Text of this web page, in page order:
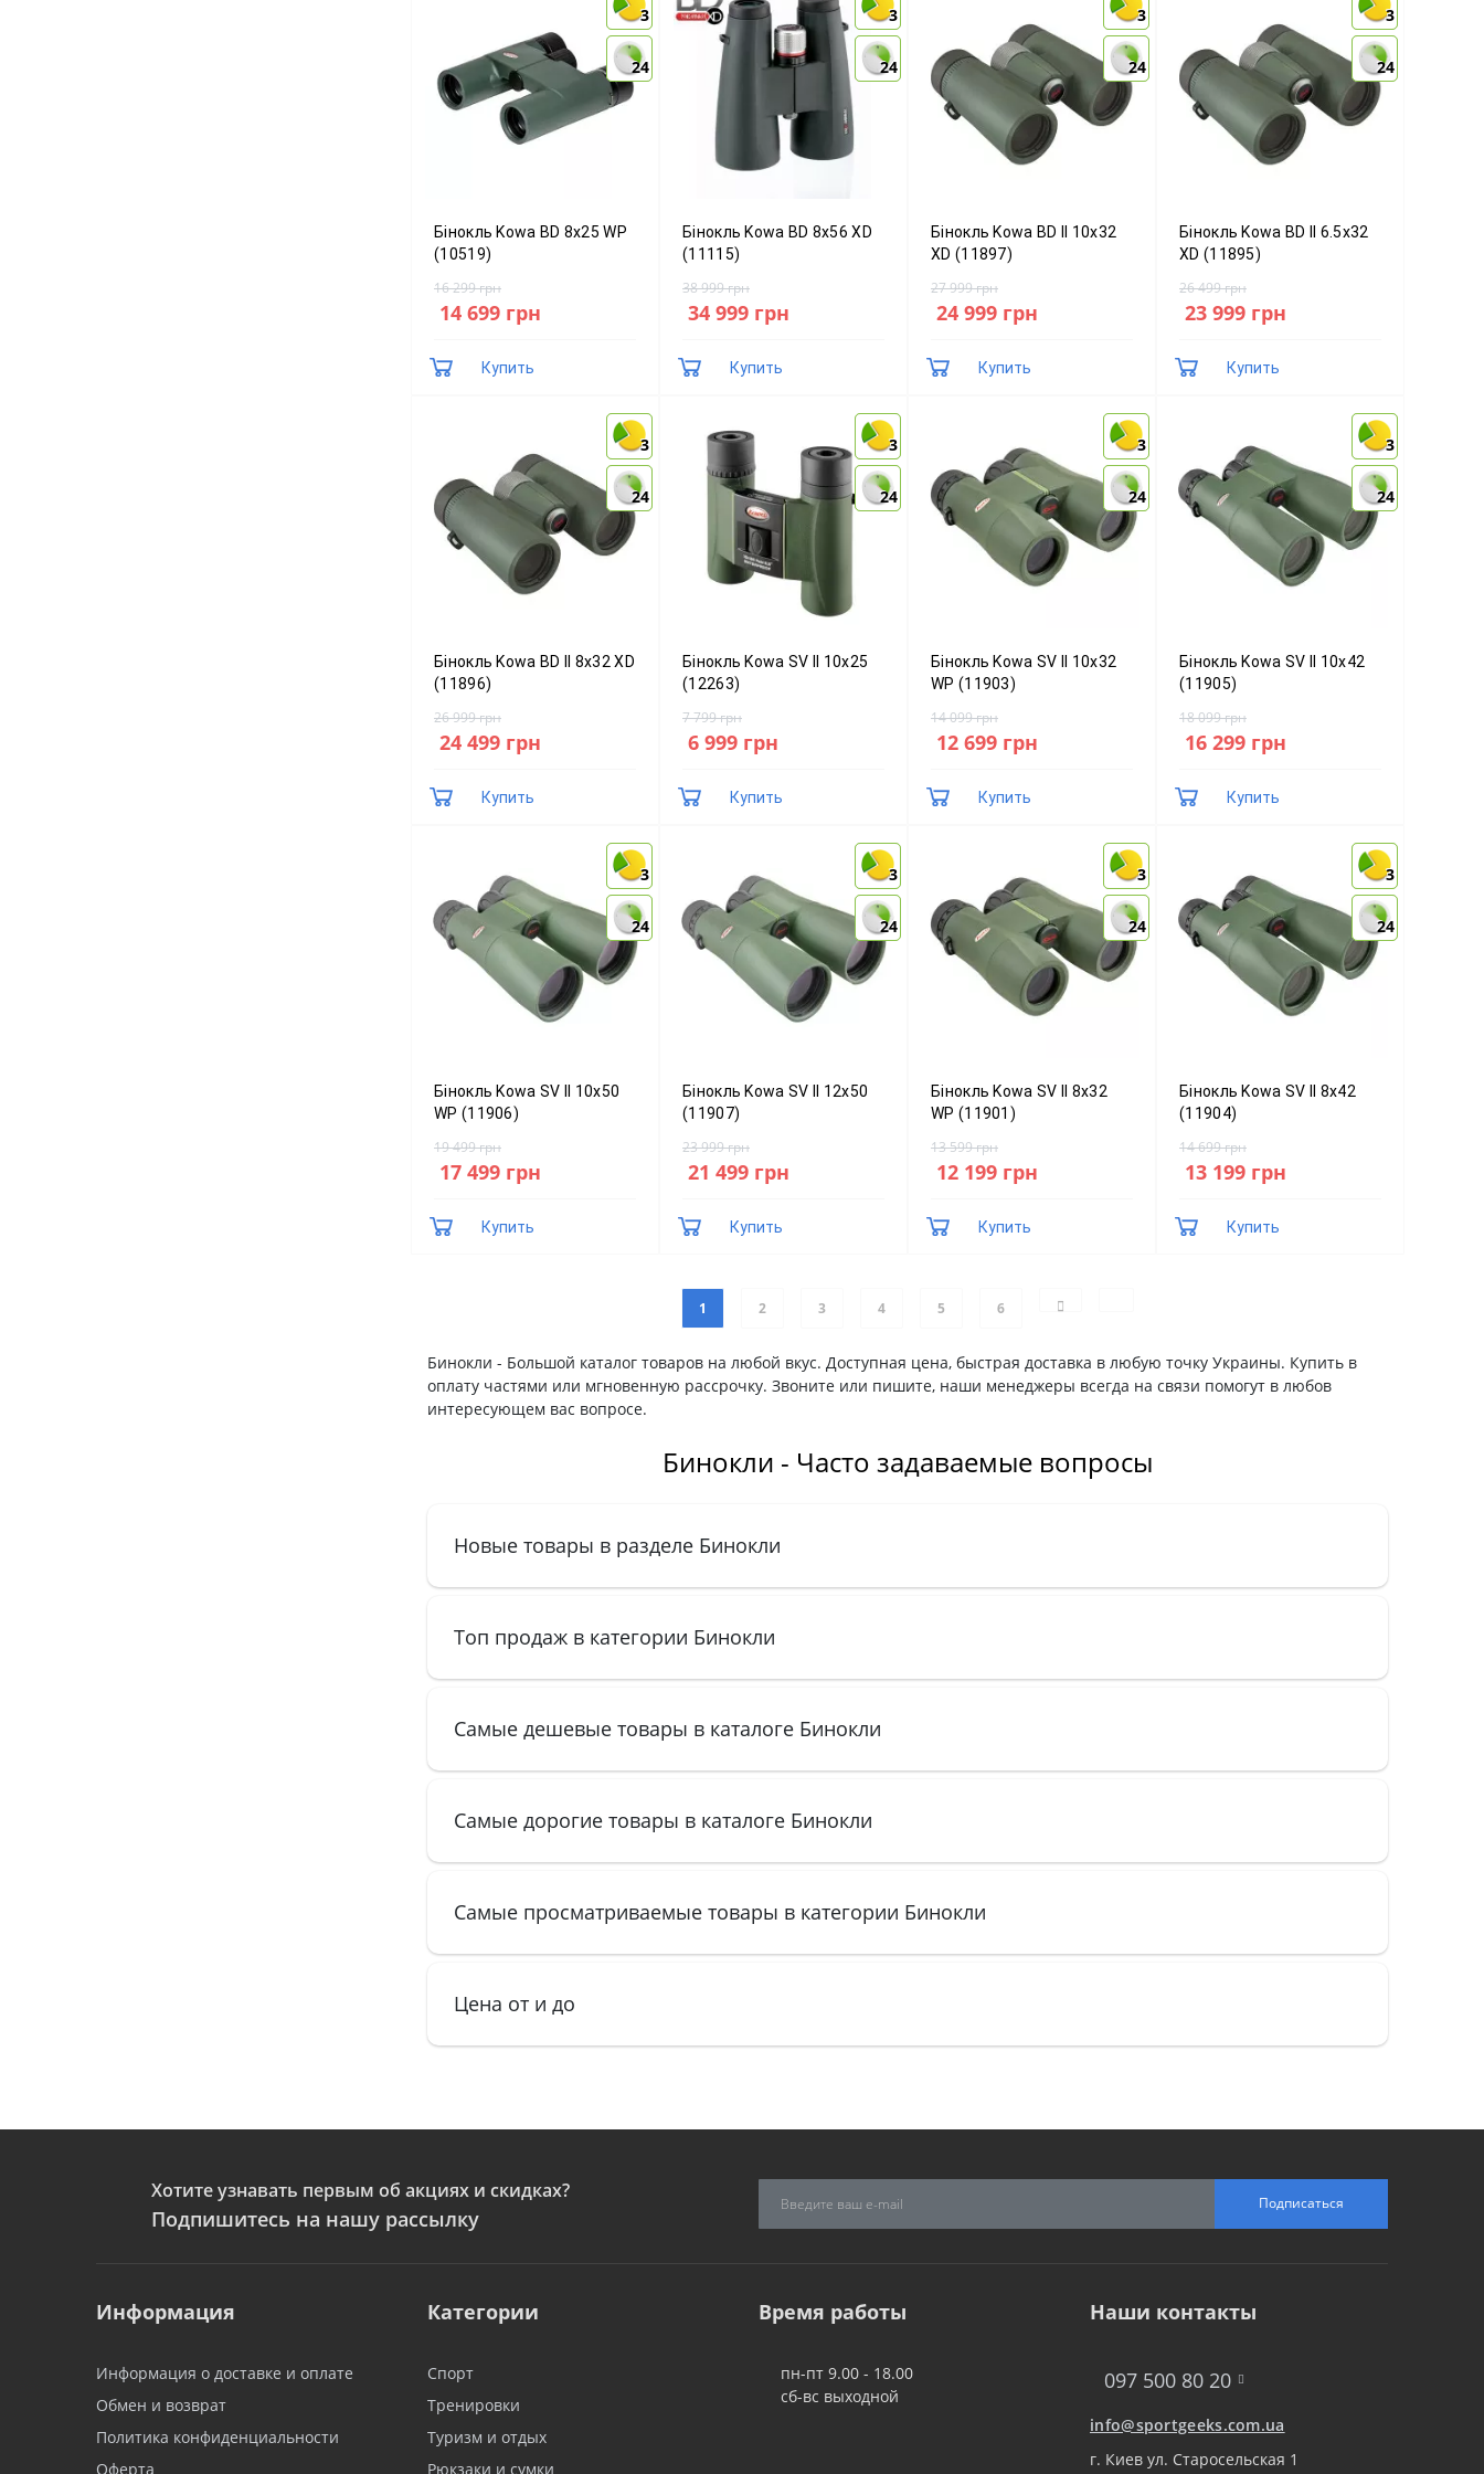
3
24
3
24
Бінокль Kowa BD 8x25 WP
(10519)
16 299 грн
14 699 грн
Купить
3
24
3
24
Бінокль Kowa BD 8x56 XD
(11115)
38 999 грн
34 999 грн
Купить
3
24
3
24
Бінокль Kowa BD II 10x32
XD (11897)
27 999 грн
24 999 грн
Купить
3
24
3
24
Бінокль Kowa BD II 6.5x32
XD (11895)
26 499 грн
23 999 грн
Купить
3
24
3
24
Бінокль Kowa BD II 8x32 XD
(11896)
26 999 грн
24 499 грн
Купить
3
24
3
24
Бінокль Kowa SV II 10x25
(12263)
7 799 грн
6 999 грн
Купить
3
24
3
24
Бінокль Kowa SV II 10x32
WP (11903)
14 099 грн
12 699 грн
Купить
3
24
3
24
Бінокль Kowa SV II 10x42
(11905)
18 099 грн
16 299 грн
Купить
3
24
3
24
Бінокль Kowa SV II 10x50
WP (11906)
19 499 грн
17 499 грн
Купить
3
24
3
24
Бінокль Kowa SV II 12x50
(11907)
23 999 грн
21 499 грн
Купить
3
24
3
24
Бінокль Kowa SV II 8x32
WP (11901)
13 599 грн
12 199 грн
Купить
3
24
3
24
Бінокль Kowa SV II 8x42
(11904)
14 699 грн
13 199 грн
Купить
1 2 3 4 5 6
Бинокли - Большой каталог товаров на любой вкус. Доступная цена, быстрая доставка в любую точку Украины. Купить в
оплату частями или мгновенную рассрочку. Звоните или пишите, наши менеджеры всегда на связи помогут в любов
интересующем вас вопросе.
Бинокли - Часто задаваемые вопросы
Новые товары в разделе Бинокли
Топ продаж в категории Бинокли
Самые дешевые товары в каталоге Бинокли
Самые дорогие товары в каталоге Бинокли
Самые просматриваемые товары в категории Бинокли
Цена от и до
Хотите узнавать первым об акциях и скидках?
Подпишитесь на нашу рассылку
Подписаться
Информация
Информация о доставке и оплате
Обмен и возврат
Политика конфиденциальности
Оферта
Категории
Спорт
Тренировки
Туризм и отдых
Рюкзаки и сумки
Время работы
пн-пт 9.00 - 18.00
сб-вс выходной
Наши контакты
097 500 80 20
info@sportgeeks.com.ua
г. Киев ул. Старосельская 1